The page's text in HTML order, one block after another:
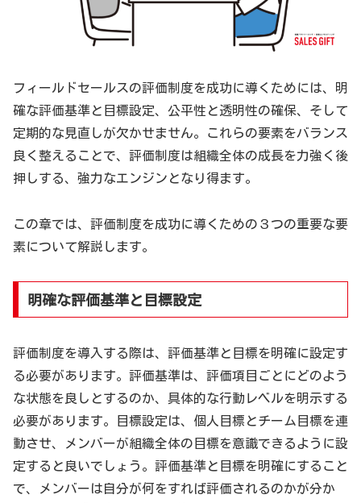
フィールドセールスの評価制度を成功に導くためには、明
確な評価基準と目標設定、公平性と透明性の確保、そして
定期的な見直しが欠かせません。これらの要素をバランス
良く整えることで、評価制度は組織全体の成長を力強く後
押しする、強力なエンジンとなり得ます。
この章では、評価制度を成功に導くための３つの重要な要
素について解説します。
明確な評価基準と目標設定
評価制度を導入する際は、評価基準と目標を明確に設定す
る必要があります。評価基準は、評価項目ごとにどのよう
な状態を良しとするのか、具体的な行動レベルを明示する
必要があります。目標設定は、個人目標とチーム目標を連
動させ、メンバーが組織全体の目標を意識できるように設
定すると良いでしょう。評価基準と目標を明確にすること
で、メンバーは自分が何をすれば評価されるのかが分か